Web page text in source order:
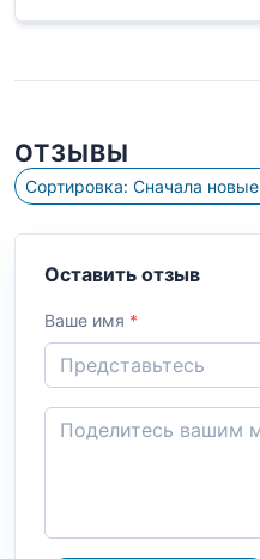
ОТЗЫВЫ
Сортировка: Сначала новые
Оставить отзыв
Ваше имя *